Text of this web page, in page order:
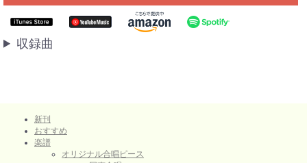
収録曲
新刊
おすすめ
楽譜
オリジナル合唱ピース